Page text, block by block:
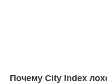
Почему City Index